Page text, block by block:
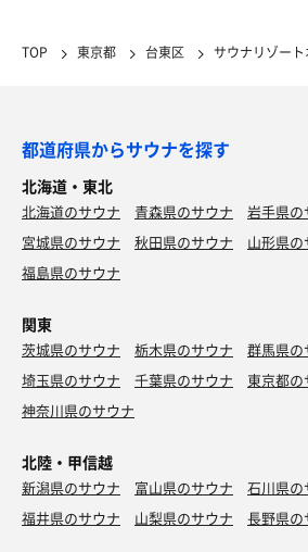
TOP 東京都 台東区 サウナリゾー
都道府県からサウナを探す
北海道・東北
北海道のサウナ 青森県のサウナ
岩手県の
宮城県のサウナ
秋田県のサウナ
山形県の
福島県のサウナ
関東
茨城県のサウナ 栃木県のサウナ
群馬県の
埼玉県のサウナ
千葉県のサウナ
東京都の
神奈川県のサウナ
北陸・甲信越
新潟県のサウナ 富山県のサウナ
石川県の
福井県のサウナ
山梨県のサウナ 長野県の